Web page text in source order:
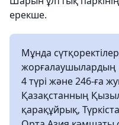
ерекше.
Мұнда
жорғалаушылардың
4 түрі және 246-ға
Қазақстанның
қарақұйрық,